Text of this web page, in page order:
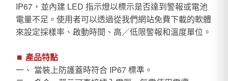
IP67，並內建 LED 指示燈以標示是否達到警報或電池
電量不足。使用者可以透過從我們網站免費下載的軟體
來設定採樣率、啟動時間、高／低限警報和溫度單位。
⏹︎ 產品特點
一、 當裝上防護蓋時符合 IP67 標準。